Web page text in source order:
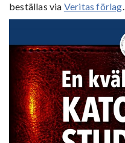
beställas via Veritas förlag.